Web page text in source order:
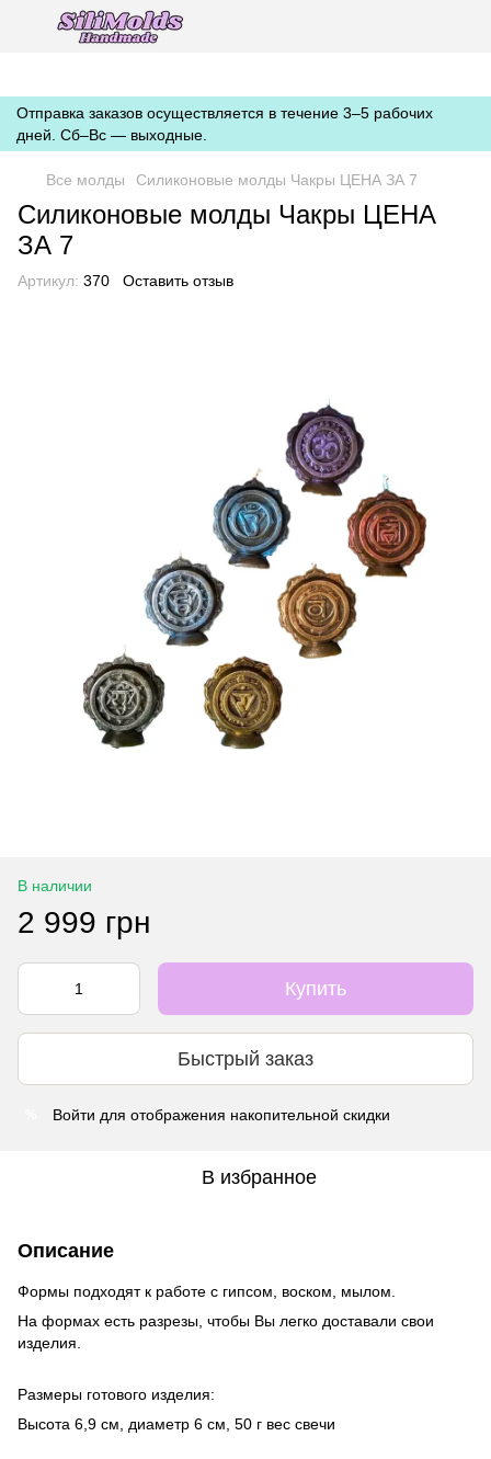
https://silimolds.com.ua//.well-known/apple-developer-merchantid-
domain-association
Отправка заказов осуществляется в течение 3–5 рабочих
дней. Сб–Вс — выходные.
Все молды Силиконовые молды Чакры ЦЕНА ЗА 7
Силиконовые молды Чакры ЦЕНА
ЗА 7
Артикул: 370 Оставить отзыв
В наличии
2 999 грн
Купить
Быстрый заказ
Войти для отображения накопительной скидки
В избранное
Описание
Формы подходят к работе с гипсом, воском, мылом.
На формах есть разрезы, чтобы Вы легко доставали свои
изделия.
Размеры готового изделия:
Высота 6,9 см, диаметр 6 см, 50 г вес свечи